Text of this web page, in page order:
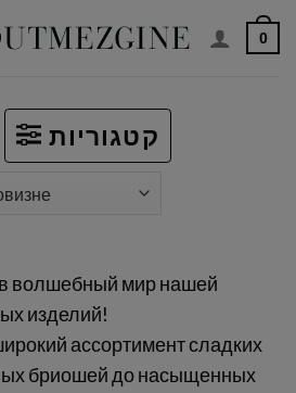
0
קטגוריות
волшебный мир нашей
изделий!
ассортимент сладких
бриошей до насыщенных